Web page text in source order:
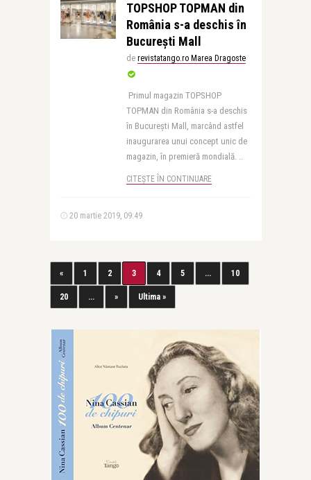
TOPSHOP TOPMAN din
România s-a deschis în
București Mall
de revistatango.ro Marea Dragoste
Primul magazin TOPSHOP
TOPMAN din România s-a deschis
în București Mall, marcând astfel
inaugurarea unui concept unic de
magazin, în premieră mondială. ..
CITEȘTE ÎN CONTINUARE
20 martie 2019, 09:49
« 1 2 3 4 5 ... 10
20 ... » Ultima »